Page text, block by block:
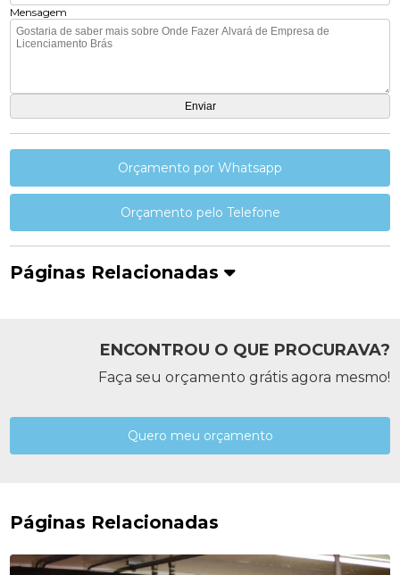
Mensagem
Orçamento por Whatsapp
Orçamento pelo Telefone
Páginas Relacionadas
ENCONTROU O QUE PROCURAVA?
Faça seu orçamento grátis agora mesmo!
Quero meu orçamento
Páginas Relacionadas